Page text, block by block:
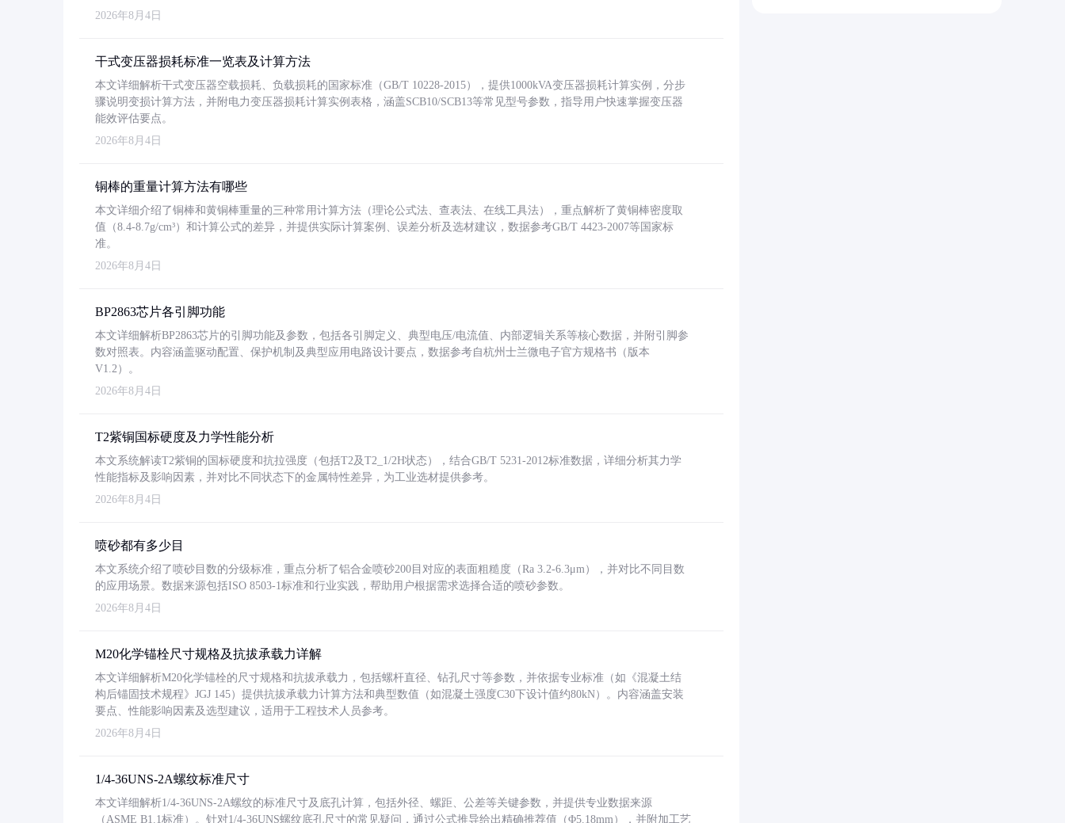
2026年8月4日
干式变压器损耗标准一览表及计算方法
本文详细解析干式变压器空载损耗、负载损耗的国家标准（GB/T 10228-2015），提供1000kVA变压器损耗计算实例，分步
骤说明变损计算方法，并附电力变压器损耗计算实例表格，涵盖SCB10/SCB13等常见型号参数，指导用户快速掌握变压器
能效评估要点。
2026年8月4日
铜棒的重量计算方法有哪些
本文详细介绍了铜棒和黄铜棒重量的三种常用计算方法（理论公式法、查表法、在线工具法），重点解析了黄铜棒密度取
值（8.4-8.7g/cm³）和计算公式的差异，并提供实际计算案例、误差分析及选材建议，数据参考GB/T 4423-2007等国家标
准。
2026年8月4日
BP2863芯片各引脚功能
本文详细解析BP2863芯片的引脚功能及参数，包括各引脚定义、典型电压/电流值、内部逻辑关系等核心数据，并附引脚参
数对照表。内容涵盖驱动配置、保护机制及典型应用电路设计要点，数据参考自杭州士兰微电子官方规格书（版本
V1.2）。
2026年8月4日
T2紫铜国标硬度及力学性能分析
本文系统解读T2紫铜的国标硬度和抗拉强度（包括T2及T2_1/2H状态），结合GB/T 5231-2012标准数据，详细分析其力学
性能指标及影响因素，并对比不同状态下的金属特性差异，为工业选材提供参考。
2026年8月4日
喷砂都有多少目
本文系统介绍了喷砂目数的分级标准，重点分析了铝合金喷砂200目对应的表面粗糙度（Ra 3.2-6.3μm），并对比不同目数
的应用场景。数据来源包括ISO 8503-1标准和行业实践，帮助用户根据需求选择合适的喷砂参数。
2026年8月4日
M20化学锚栓尺寸规格及抗拔承载力详解
本文详细解析M20化学锚栓的尺寸规格和抗拔承载力，包括螺杆直径、钻孔尺寸等参数，并依据专业标准（如《混凝土结
构后锚固技术规程》JGJ 145）提供抗拔承载力计算方法和典型数值（如混凝土强度C30下设计值约80kN）。内容涵盖安装
要点、性能影响因素及选型建议，适用于工程技术人员参考。
2026年8月4日
1/4-36UNS-2A螺纹标准尺寸
本文详细解析1/4-36UNS-2A螺纹的标准尺寸及底孔计算，包括外径、螺距、公差等关键参数，并提供专业数据来源
（ASME B1.1标准）。针对1/4-36UNS螺纹底孔尺寸的常见疑问，通过公式推导给出精确推荐值（Φ5.18mm），并附加工艺